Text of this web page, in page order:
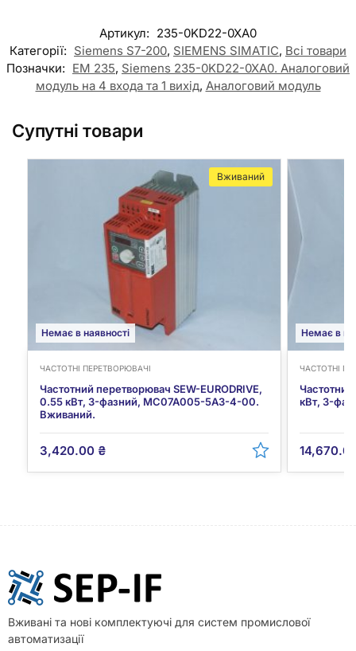
Артикул: 235-0KD22-0XA0
Категорії: Siemens S7-200, SIEMENS SIMATIC, Всі товари
Позначки: EM 235, Siemens 235-0KD22-0XA0. Аналоговий
модуль на 4 входа та 1 вихід, Аналоговий модуль
Супутні товари
Немає в наявності
Вживаний
ЧАСТОТНІ ПЕРЕТВОРЮВАЧІ
Частотний перетворювач SEW-EURODRIVE,
0.55 кВт, 3-фазний, MC07A005-5A3-4-00.
Вживаний.
3,420.00 ₴
Немає в
ЧАСТОТНІ
Частотний
кВт, 3-
Вживані та нові комплектуючі для систем промислової
автоматизації